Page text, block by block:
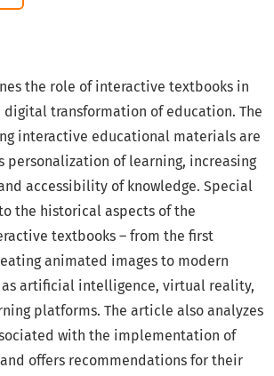
the role of interactive textbooks in
transformation of education. The
interactive educational materials are
personalization of learning, increasing
accessibility of knowledge. Special
the historical aspects of the
textbooks – from the first
animated images to modern
as artificial intelligence, virtual reality,
platforms. The article also analyzes
with the implementation of
offers recommendations for their